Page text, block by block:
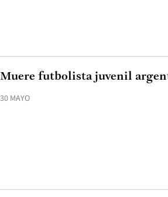
30 MAYO
Muere futbolista juvenil